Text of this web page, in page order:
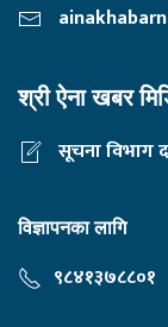
श्री ऐना खबर
सूचना विभाग
विज्ञापनका लागि
९८४१३७८८०१